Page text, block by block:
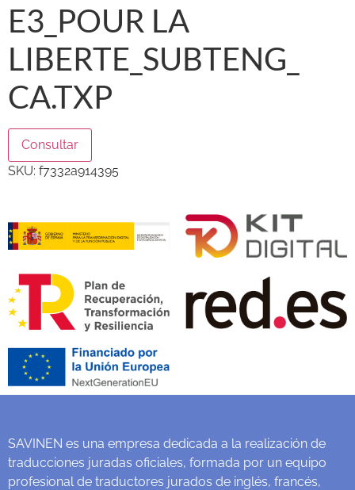
E3_POUR LA
LIBERTE_SUBTENG_
CA.TXP
Consultar
SKU: f7332a914395
SAVINEN es una empresa dedicada a la realización de
traducciones juradas oficiales, formada por un equipo
profesional de traductores jurados de inglés, francés,